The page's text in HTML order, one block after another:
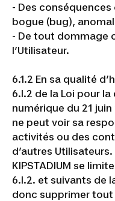
- Des
bogue (bug),
- De tout dommage
l’Utilisateur.
6.1.2 En sa qualité
6.I.2 de la Loi pour
numérique du 21
ne peut voir sa
activités ou des
d’autres
KIPSTADIUM se
6.I.2. et suivants de
donc supprimer